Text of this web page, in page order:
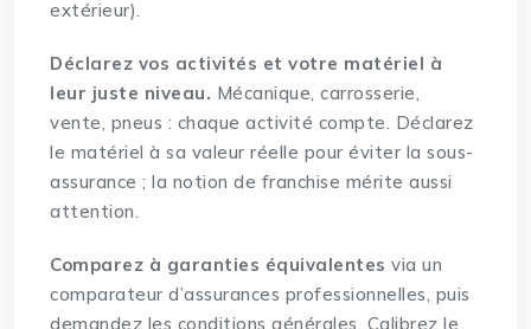
extérieur).
Déclarez vos activités et votre matériel à
leur juste niveau. Mécanique, carrosserie,
vente, pneus : chaque activité compte. Déclarez
le matériel à sa valeur réelle pour éviter la sous-
assurance ; la notion de franchise mérite aussi
attention.
Comparez à garanties équivalentes via un
comparateur d’assurances professionnelles, puis
demandez les conditions générales. Calibrez le